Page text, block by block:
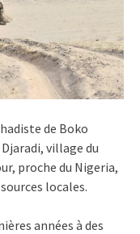
de Boko
village du
proche du Nigeria,
locales.
années à des